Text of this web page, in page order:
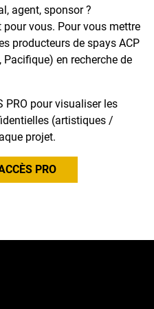
agent, sponsor ?
vous. Pour vous mettre
producteurs de spays ACP
Pacifique) en recherche de
PRO pour visualiser les
(artistiques /
projet.
PRO